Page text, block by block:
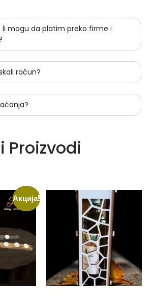
mogu da platim preko firme i
račun?
Proizvodi
Акција!